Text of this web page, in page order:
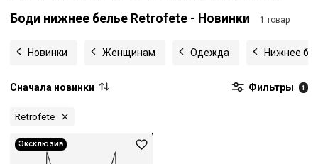
Боди нижнее белье Retrofete - Новинки 1 товар
Новинки Женщинам Одежда Нижнее
Сначала новинки Фильтры 1
Retrofete
Эксклюзив